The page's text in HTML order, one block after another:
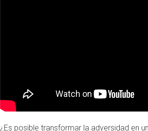
¿Es posible transformar la adversidad en